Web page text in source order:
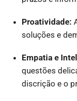
Proatividade:
soluções e
Empatia e
questões
discrição e o